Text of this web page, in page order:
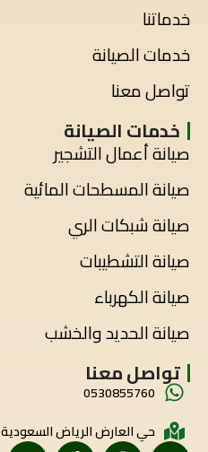
خدماتنا
خدمات الصيانة
تواصل معنا
خدمات الصيانة
صيانة أعمال التشجير
صيانة المسطحات المائية
صيانة شبكات الري
صيانة التشطيبات
صيانة الكهرباء
صيانة الحديد والخشب
تواصل معنا
0530855760
حي العارض الرياض السعودية